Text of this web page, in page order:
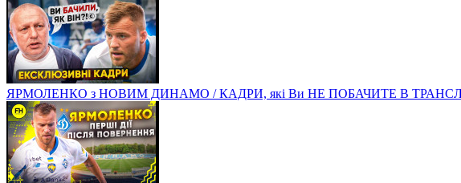
ЯРМОЛЕНКО з НОВИМ ДИНАМО / КАДРИ, які Ви НЕ ПОБАЧИТЕ В